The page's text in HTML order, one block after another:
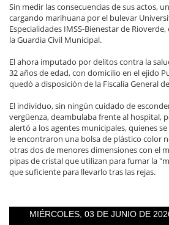
Sin medir las consecuencias de sus actos,
cargando marihuana por el bulevar
Especialidades IMSS-Bienestar de
la Guardia Civil Municipal.
El ahora imputado por delitos contra la
32 años de edad, con domicilio en el ejido
quedó a disposición de la Fiscalía General
El individuo, sin ningún cuidado de
vergüenza, deambulaba frente al hospital,
alertó a los agentes municipales, quienes
le encontraron una bolsa de plástico color
otras dos de menores dimensiones con el
pipas de cristal que utilizan para fumar la
que suficiente para llevarlo tras las rejas.
MIÉRCOLES, 03 DE JUNIO DE